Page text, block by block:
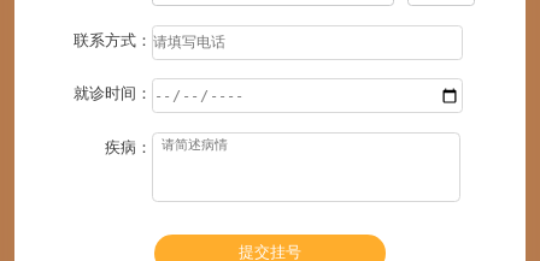
联系方式：
就诊时间：
疾病：